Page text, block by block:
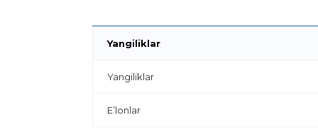
Yangiliklar
Yangiliklar
E’lonlar